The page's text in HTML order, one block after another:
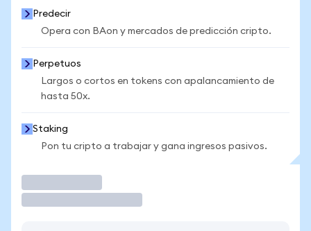
Predecir
Opera con BAon y mercados de predicción cripto.
Perpetuos
Largos o cortos en tokens con apalancamiento de
hasta 50x.
Staking
Pon tu cripto a trabajar y gana ingresos pasivos.